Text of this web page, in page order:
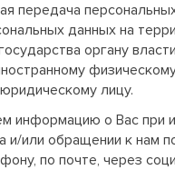
передача
данных на
органу
лицу.
информацию о Вас при
и/или обращении к нам
по почте, через